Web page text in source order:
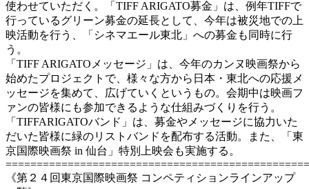
使わせていただく。「TIFF ARIGATO募金」は、例年TIFFで
行っているグリーン募金の延長として、今年は被災地での上
映活動を行う、「シネマエール東北」への募金も同時に行
う。
「TIFF ARIGATOメッセージ」は、今年のカンヌ映画祭から
始めたプロジェクトで、様々な方から日本・東北への応援メ
ッセージを集めて、広げていくというもの。会期中は映画フ
ァンの皆様にも参加できるような仕組みづくりを行う。
「TIFFARIGATOバンド」は、募金やメッセージに協力いた
だいた皆様に緑のリストバンドを配布する活動。また、「東
京国際映画祭 in 仙台」特別上映会も実施する。
《第２４回東京国際映画祭 コンペティションラインアップ